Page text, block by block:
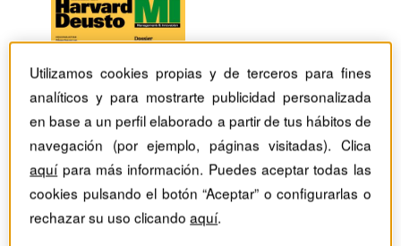
Utilizamos cookies propias y de terceros para fines
analíticos y para mostrarte publicidad personalizada
en base a un perfil elaborado a partir de tus hábitos de
navegación (por ejemplo, páginas visitadas). Clica
aquípara más información. Puedes aceptar todas las
cookies pulsando el botón “Aceptar” o configurarlas o
rechazar su uso clicandoaquí.